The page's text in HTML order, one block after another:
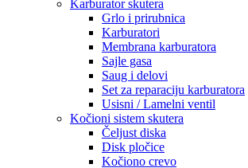
Karburator skutera
Grlo i prirubnica
Karburatori
Membrana karburatora
Sajle gasa
Saug i delovi
Set za reparaciju karburatora
Usisni / Lamelni ventil
Kočioni sistem skutera
Čeljust diska
Disk pločice
Kočiono crevo